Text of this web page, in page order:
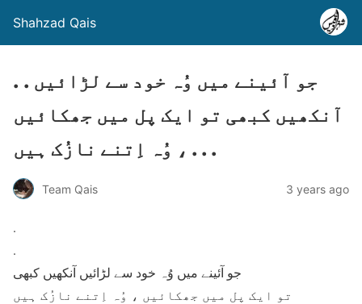
Shahzad Qais
. . جو آئینے میں وُہ خود سے لڑائیں
آنکھیں کبھی تو ایک پل میں جھکائیں
، وُہ اِتنے نازُک ہیں . . .
Team Qais 3 years ago
.
.
جو آئینے میں وُہ خود سے لڑائیں آنکھیں کبھی
تو ایک پل میں جھکائیں ، وُہ اِتنے نازُک ہیں